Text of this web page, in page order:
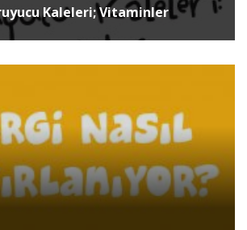
Kaleleri; Vitaminler